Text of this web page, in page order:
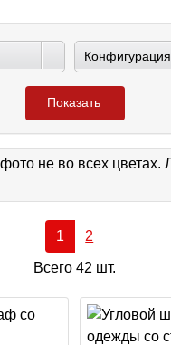
Показать
не во всех
1 2
Всего 42 шт.